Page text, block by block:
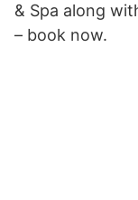
& Spa along
– book now.